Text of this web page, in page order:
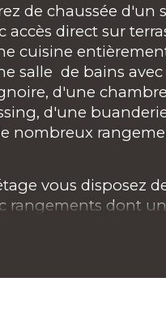
de salle de bains
salle d'eau
de chaussée d'un
accès direct sur
cuisine
salle  de bains
d'une chambre
d'une
nombreux
vous disposez
rangements dont